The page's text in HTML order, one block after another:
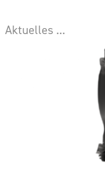
Aktuelles ...